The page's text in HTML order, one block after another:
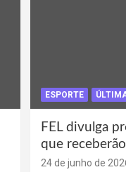
ESPORTE
FEL divulga
que
24 de junho de